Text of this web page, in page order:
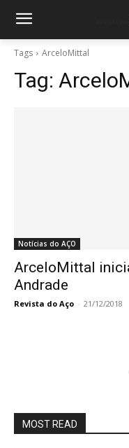
Tags ArceloMittal
Tag:
Notícias do AÇO
ArceloMittal
Andrade
Revista do Aço - 21/12/2018
MOST READ